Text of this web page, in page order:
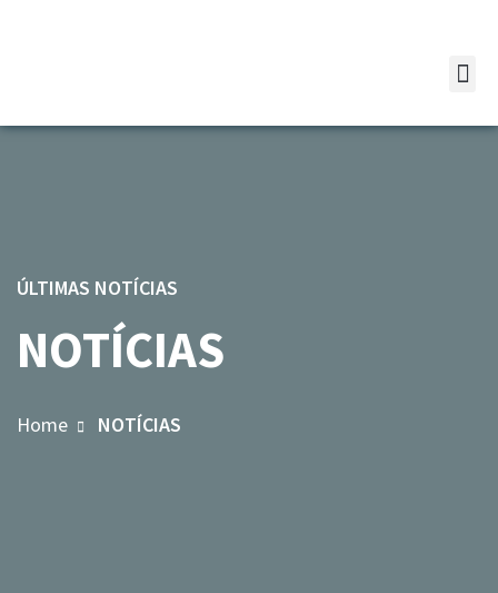
ÚLTIMAS NOTÍCIAS
NOTÍCIAS
Home NOTÍCIAS